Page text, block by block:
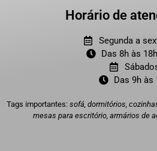
Horário de
Segunda a
Das 8h às
Das 9h às
Tags importantes: sofá, dormitórios,
mesas para escritório, armários de